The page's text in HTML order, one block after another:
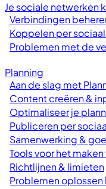
Je sociale netwerken
Verbindingen
Koppelen per
Problemen met de
Planning
Aan de slag met
Content creëren &
Optimaliseer je
Publiceren per
Samenwerking &
Tools voor het
Richtlijnen & limieten
Problemen